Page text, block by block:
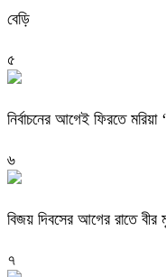
বেড়ি
৫
নির্বাচনের আগেই ফিরতে
৬
বিজয় দিবসের আগের রাতে
৭